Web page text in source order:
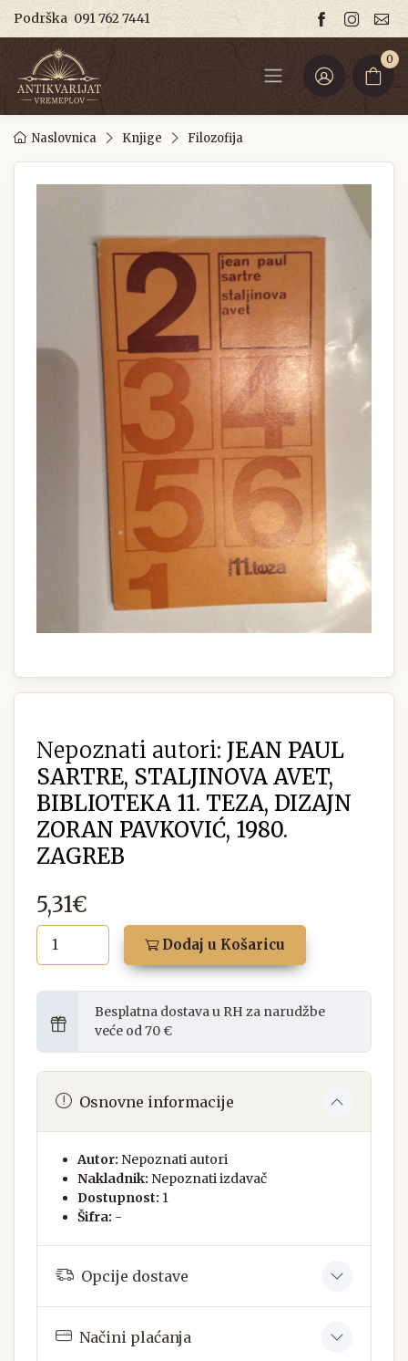
Podrška 091 762 7441
0
Naslovnica Knjige Filozofija
Nepoznati autori: JEAN PAUL
SARTRE, STALJINOVA AVET,
BIBLIOTEKA 11. TEZA, DIZAJN
ZORAN PAVKOVIĆ, 1980.
ZAGREB
5,31€
Dodaj u Košaricu
Besplatna dostava u RH za narudžbe
veće od 70 €
Osnovne informacije
Autor: Nepoznati autori
Nakladnik: Nepoznati izdavač
Dostupnost: 1
Šifra: -
Opcije dostave
Načini plaćanja